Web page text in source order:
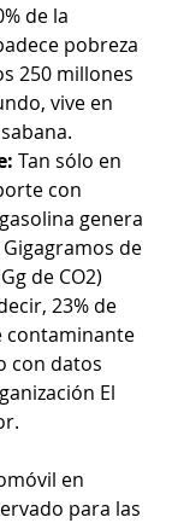
de la
pobreza
250 millones
vive en
Tan sólo en
con
genera
Gigagramos de
de CO2)
23% de
contaminante
con datos
El
en
para las